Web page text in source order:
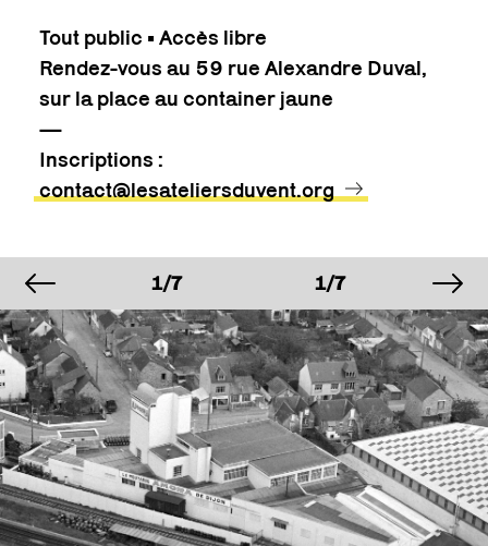
Tout public • Accès libre
Rendez-vous au 59 rue Alexandre Duval,
sur la place au container jaune
—
Inscriptions :
contact@lesateliersduvent.org
image précédente
IMAGE
1/7 IMAGE
1/7
IMAGE
1/7 IMAGE
1/7